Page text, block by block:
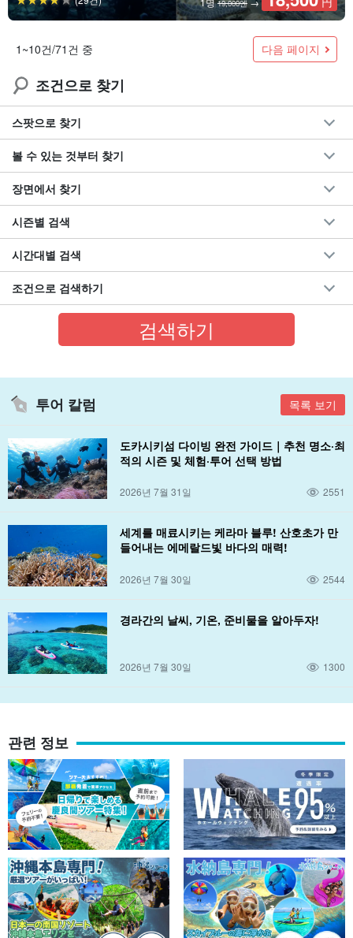
19,000엔
1~10건/71건 중 다음 페이지
조건으로 찾기
스팟으로 찾기
볼 수 있는 것부터 찾기
장면에서 찾기
시즌별 검색
시간대별 검색
조건으로 검색하기
투어 칼럼 목록 보기
도카시키섬 다이빙 완전 가이드｜추천 명소·최
적의 시즌 및 체험·투어 선택 방법
2026년 7월 31일 2551
세계를 매료시키는 케라마 블루! 산호초가 만
들어내는 에메랄드빛 바다의 매력!
2026년 7월 30일 2544
경라간의 날씨, 기온, 준비물을 알아두자!
2026년 7월 30일 1300
관련 정보